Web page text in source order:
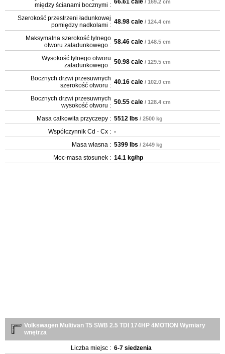
między ścianami bocznymi : 66.61 cale / 169.2 cm
Szerokość przestrzeni ładunkowej
pomiędzy nadkolami : 48.98 cale / 124.4 cm
Maksymalna szerokość tylnego
otworu załadunkowego : 58.46 cale / 148.5 cm
Wysokość tylnego otworu
załadunkowego : 50.98 cale / 129.5 cm
Bocznych drzwi przesuwnych
szerokość otworu : 40.16 cale / 102.0 cm
Bocznych drzwi przesuwnych
wysokość otworu : 50.55 cale / 128.4 cm
Masa całkowita przyczepy : 5512 lbs / 2500 kg
Współczynnik Cd - Cx : -
Masa własna : 5399 lbs / 2449 kg
Moc-masa stosunek : 14.1 kg/hp
Volkswagen Multivan T5 SWB 2.5 TDI 174HP 4MOTION Wymiary
wnętrza
Liczba miejsc : 6-7 siedzenia